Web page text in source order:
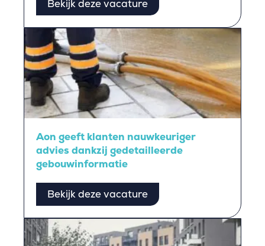
Bekijk deze vacature
Aon geeft klanten nauwkeuriger
advies dankzij gedetailleerde
gebouwinformatie
Bekijk deze vacature